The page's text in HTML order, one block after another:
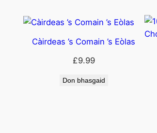
Càirdeas ’s Comain ’s Eòlas
£9.99
Don bhasgaid